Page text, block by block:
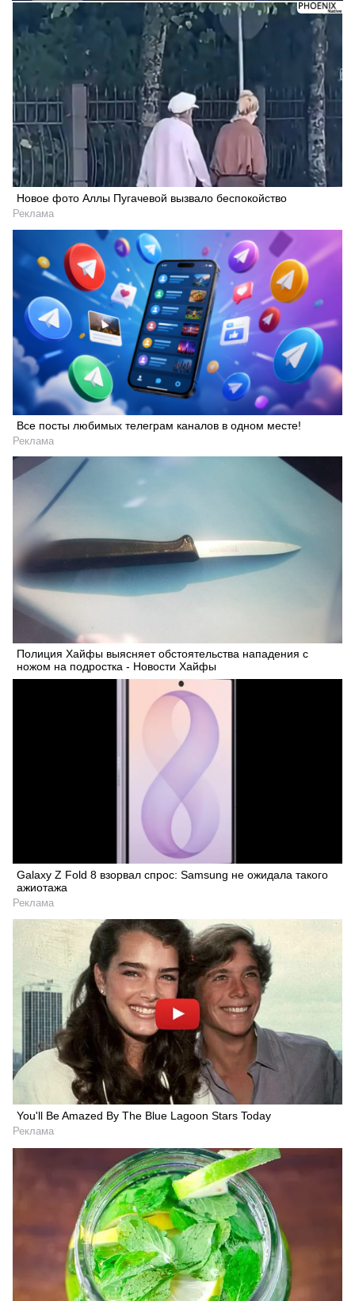
Новое фото Аллы Пугачевой вызвало беспокойство
Реклама
Все посты любимых телеграм каналов в одном месте!
Реклама
Полиция Хайфы выясняет обстоятельства нападения с
ножом на подростка - Новости Хайфы
Galaxy Z Fold 8 взорвал спрос: Samsung не ожидала такого
ажиотажа
Реклама
You'll Be Amazed By The Blue Lagoon Stars Today
Реклама